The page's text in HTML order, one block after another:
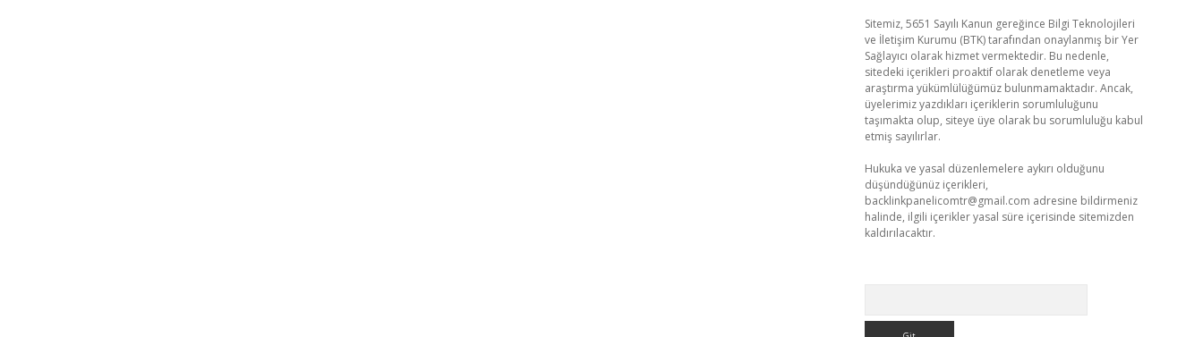
Sitemiz, 5651 Sayılı Kanun gereğince Bilgi Teknolojileri
ve İletişim Kurumu (BTK) tarafından onaylanmış bir Yer
Sağlayıcı olarak hizmet vermektedir. Bu nedenle,
sitedeki içerikleri proaktif olarak denetleme veya
araştırma yükümlülüğümüz bulunmamaktadır. Ancak,
üyelerimiz yazdıkları içeriklerin sorumluluğunu
taşımakta olup, siteye üye olarak bu sorumluluğu kabul
etmiş sayılırlar.
Hukuka ve yasal düzenlemelere aykırı olduğunu
düşündüğünüz içerikleri,
backlinkpanelicomtr@gmail.com adresine bildirmeniz
halinde, ilgili içerikler yasal süre içerisinde sitemizden
kaldırılacaktır.